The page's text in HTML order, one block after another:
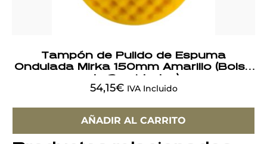
Tampón de Pulido de Espuma
Ondulada Mirka 150mm Amarillo (Bolsa
de 2 unidades)
54,15€ IVA Incluido
AÑADIR AL CARRITO